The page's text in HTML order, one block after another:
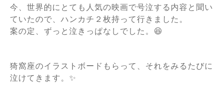
今、世界的にとても人気の映画で号泣する内容と聞い
ていたので、ハンカチ２枚持って行きました。
案の定、ずっと泣きっぱなしでした。😆
猗窩座のイラストボードもらって、それをみるたびに
泣けてきます。✨